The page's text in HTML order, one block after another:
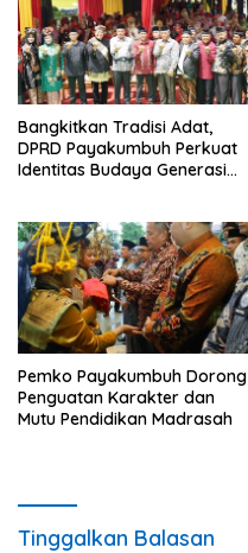
Bangkitkan Tradisi Adat,
DPRD Payakumbuh Perkuat
Identitas Budaya Generasi
Pemko Payakumbuh Dorong
Penguatan Karakter dan
Mutu Pendidikan Madrasah
Tinggalkan Balasan